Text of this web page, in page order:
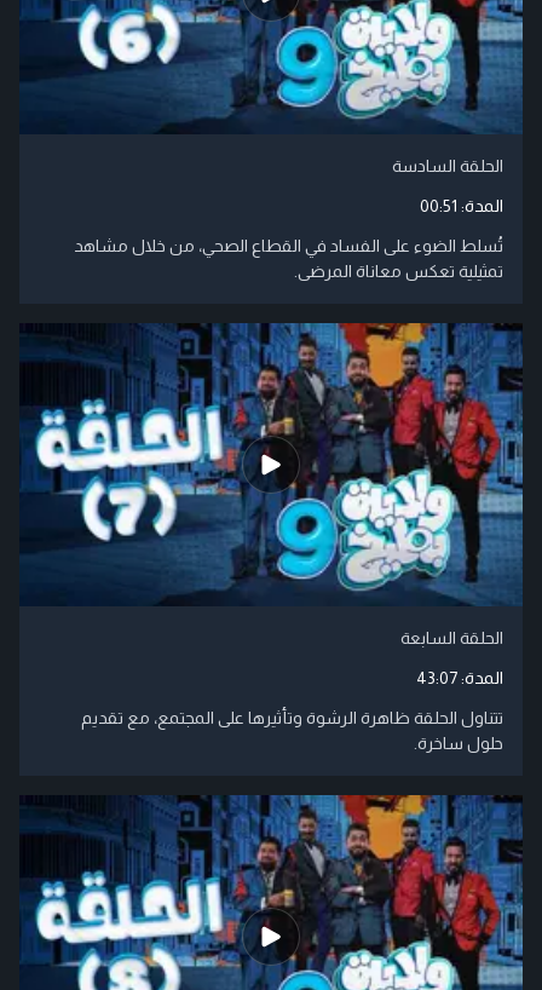
الحلقة السادسة
المدة: 00:51
تُسلط الضوء على الفساد في القطاع الصحي، من خلال مشاهد
تمثيلية تعكس معاناة المرضى.​
الحلقة السابعة
المدة:43:07
تتناول الحلقة ظاهرة الرشوة وتأثيرها على المجتمع، مع تقديم
حلول ساخرة.​